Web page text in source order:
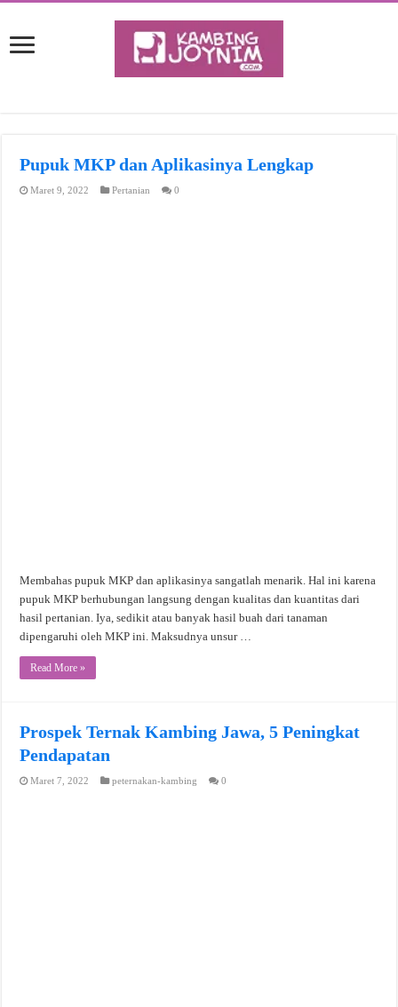
Pupuk MKP dan Aplikasinya Lengkap
Maret 9, 2022 Pertanian 0
Membahas pupuk MKP dan aplikasinya sangatlah menarik. Hal ini karena
pupuk MKP berhubungan langsung dengan kualitas dan kuantitas dari
hasil pertanian. Iya, sedikit atau banyak hasil buah dari tanaman
dipengaruhi oleh MKP ini. Maksudnya unsur …
Read More »
Prospek Ternak Kambing Jawa, 5 Peningkat
Pendapatan
Maret 7, 2022 peternakan-kambing 0